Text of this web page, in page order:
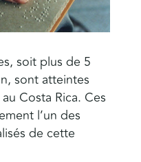
soit plus de 5
sont atteintes
Costa Rica. Ces
l’un des
de cette